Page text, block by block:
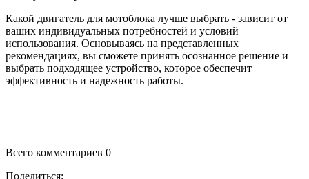
Какой двигатель для мотоблока лучше выбрать - зависит от
ваших индивидуальных потребностей и условий
использования. Основываясь на представленных
рекомендациях, вы сможете принять осознанное решение и
выбрать подходящее устройство, которое обеспечит
эффективность и надежность работы.
Всего комментариев 0
Поделиться: